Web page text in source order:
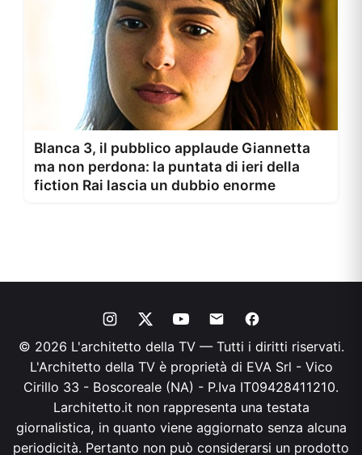
Blanca 3, il pubblico applaude Giannetta
ma non perdona: la puntata di ieri della
fiction Rai lascia un dubbio enorme
© 2026 L'architetto della TV — Tutti i diritti riservati.
L'Architetto della TV è proprietà di EVA Srl - Vico
Cirillo 33 - Boscoreale (NA) - P.Iva IT09428411210.
Larchitetto.it non rappresenta una testata
giornalistica, in quanto viene aggiornato senza alcuna
periodicità. Pertanto non può considerarsi un prodotto